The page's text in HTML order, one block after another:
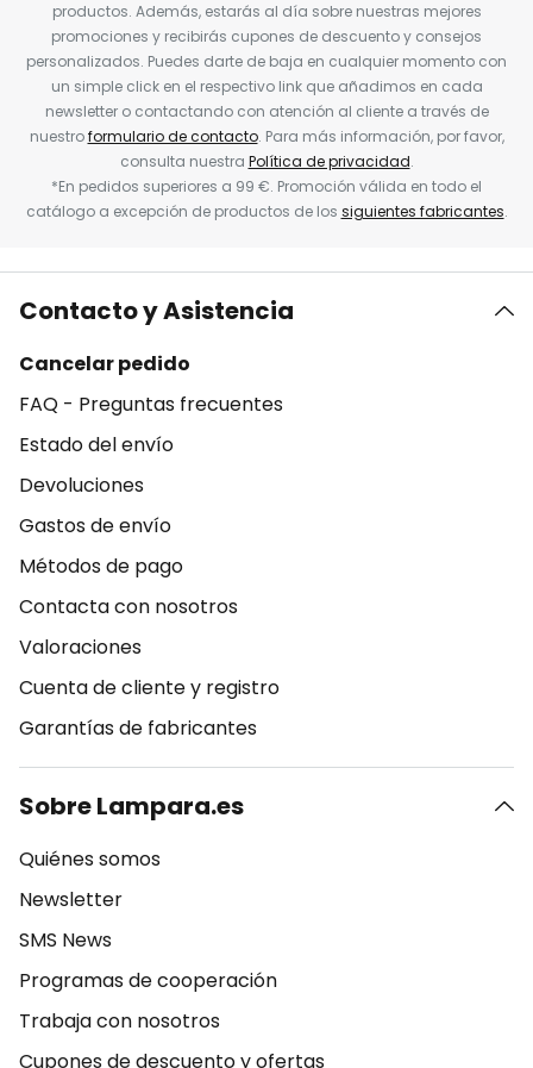
productos. Además, estarás al día sobre nuestras mejores
promociones y recibirás cupones de descuento y consejos
personalizados. Puedes darte de baja en cualquier momento con
un simple click en el respectivo link que añadimos en cada
newsletter o contactando con atención al cliente a través de
nuestroformulario de contacto. Para más información, por favor,
consulta nuestra Política de privacidad.
*En pedidos superiores a 99 €. Promoción válida en todo el
catálogo a excepción de productos de los siguientes fabricantes.
Contacto y Asistencia
Cancelar pedido
FAQ - Preguntas frecuentes
Estado del envío
Devoluciones
Gastos de envío
Métodos de pago
Contacta con nosotros
Valoraciones
Cuenta de cliente y registro
Garantías de fabricantes
Sobre Lampara.es
Quiénes somos
Newsletter
SMS News
Programas de cooperación
Trabaja con nosotros
Cupones de descuento y ofertas